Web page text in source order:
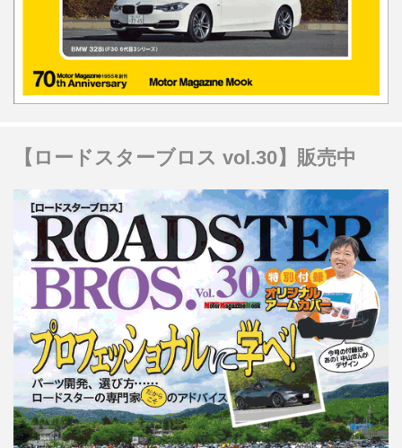
【ロードスターブロス vol.30】販売中